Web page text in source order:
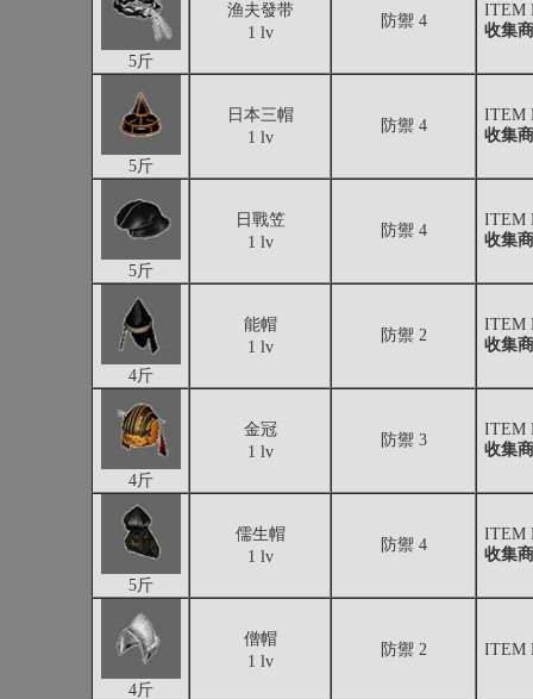
5斤
渔夫發带
1 lv
防禦 4
ITEM
收集
5斤
日本三帽
1 lv
防禦 4
ITEM
收集
5斤
日戰笠
1 lv
防禦 4
ITEM
收集
4斤
能帽
1 lv
防禦 2
ITEM
收集
4斤
金冠
1 lv
防禦 3
ITEM
收集
5斤
儒生帽
1 lv
防禦 4
ITEM
收集
4斤
僧帽
1 lv
防禦 2 ITEM